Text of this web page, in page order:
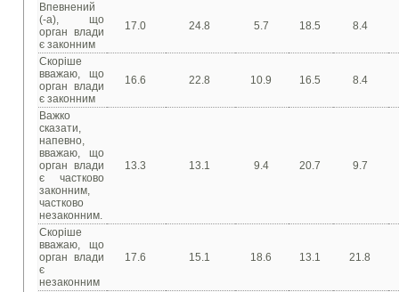
Впевнений
(-а), що
орган влади
є законним
17.0 24.8 5.7 18.5 8.4
Скоріше
вважаю, що
орган влади
є законним
16.6 22.8 10.9 16.5 8.4
Важко
сказати,
напевно,
вважаю, що
орган влади
є частково
законним,
частково
незаконним.
13.3 13.1 9.4 20.7 9.7
Скоріше
вважаю, що
орган влади
є
незаконним
17.6 15.1 18.6 13.1 21.8